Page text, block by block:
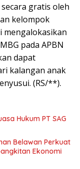
gratis oleh
kelompok
mengalokasikan
pada APBN
dapat
kalangan anak
(RS/**).
Hukum PT SAG
Belawan Perkuat
Ekonomi